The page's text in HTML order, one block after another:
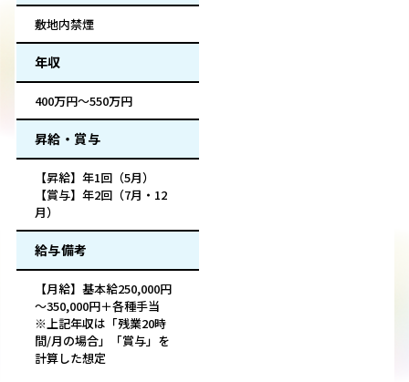
敷地内禁煙
年収
400万円～550万円
昇給・賞与
【昇給】年1回（5月）
【賞与】年2回（7月・12
月）
給与備考
【月給】基本給250,000円
～350,000円＋各種手当
※上記年収は「残業20時
間/月の場合」「賞与」を
計算した想定